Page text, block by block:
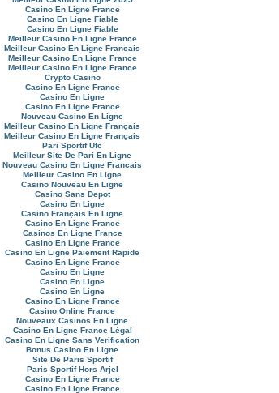
Casino En Ligne France
Casino En Ligne Fiable
Casino En Ligne Fiable
Meilleur Casino En Ligne France
Meilleur Casino En Ligne Francais
Meilleur Casino En Ligne France
Meilleur Casino En Ligne France
Crypto Casino
Casino En Ligne France
Casino En Ligne
Casino En Ligne France
Nouveau Casino En Ligne
Meilleur Casino En Ligne Français
Meilleur Casino En Ligne Français
Pari Sportif Ufc
Meilleur Site De Pari En Ligne
Nouveau Casino En Ligne Francais
Meilleur Casino En Ligne
Casino Nouveau En Ligne
Casino Sans Depot
Casino En Ligne
Casino Français En Ligne
Casino En Ligne France
Casinos En Ligne France
Casino En Ligne France
Casino En Ligne Paiement Rapide
Casino En Ligne France
Casino En Ligne
Casino En Ligne
Casino En Ligne
Casino En Ligne France
Casino Online France
Nouveaux Casinos En Ligne
Casino En Ligne France Légal
Casino En Ligne Sans Verification
Bonus Casino En Ligne
Site De Paris Sportif
Paris Sportif Hors Arjel
Casino En Ligne France
Casino En Ligne France